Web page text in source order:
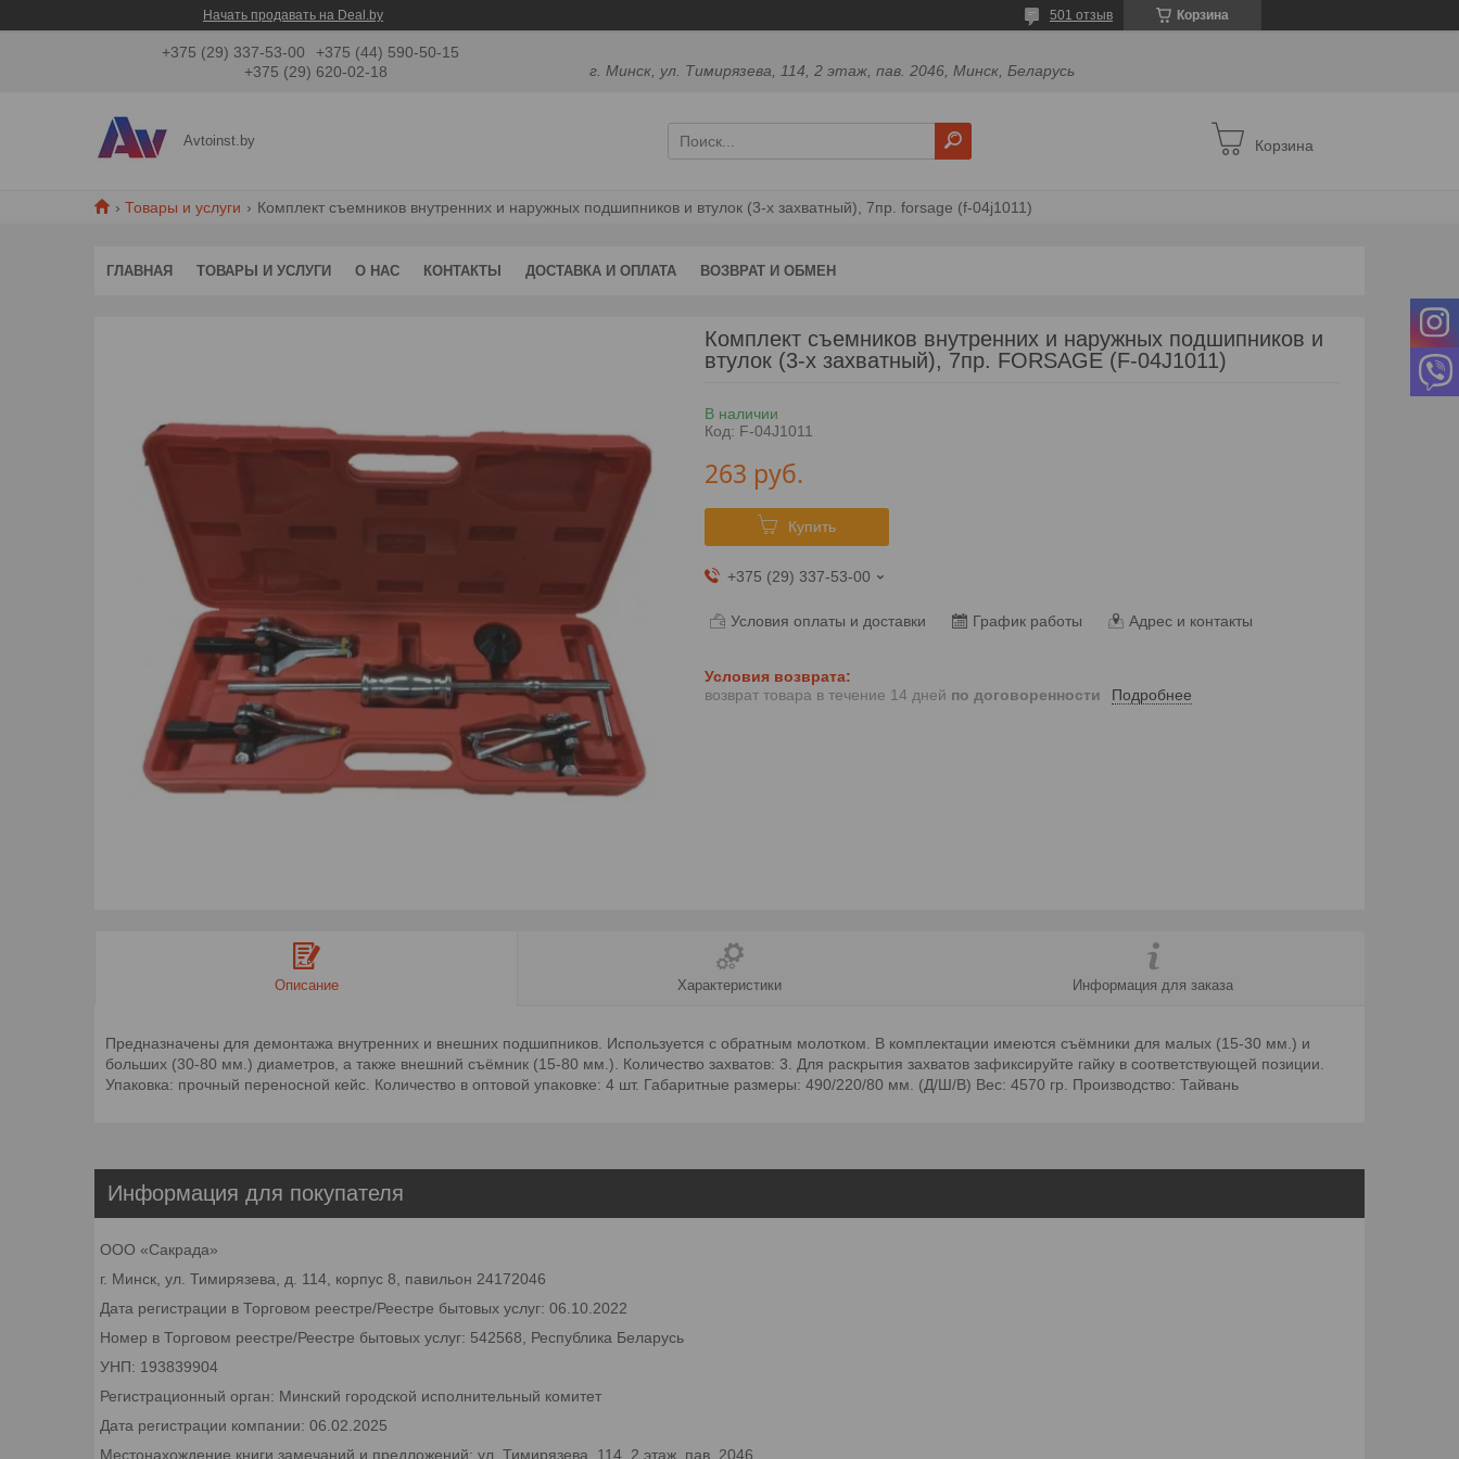
Начать продавать на Deal.by Корзина
501 отзыв
+375 (29) 337-53-00
+375 (44) 590-50-15
+375 (29) 620-02-18
г. Минск, ул. Тимирязева, 114, 2 этаж, пав. 2046, Минск, Беларусь
Avtoinst.by Корзина
Товары и услуги Комплект съемников внутренних и наружных подшипников и втулок (3-х захватный), 7пр. forsage (f-04j1011)
ГЛАВНАЯ ТОВАРЫ И УСЛУГИ О НАС КОНТАКТЫ ДОСТАВКА И ОПЛАТА ВОЗВРАТ И ОБМЕН
Комплект съемников внутренних и наружных подшипников и
втулок (3-х захватный), 7пр. FORSAGE (F-04J1011)
В наличии
Код: F-04J1011
263 руб.
Купить
+375 (29) 337-53-00
Условия оплаты и доставки График работы Адрес и контакты
возврат товара в течение 14 дней по договоренности Подробнее
Описание Характеристики Информация для заказа
Предназначены для демонтажа внутренних и внешних подшипников. Используется с обратным молотком. В комплектации имеются съёмники для малых (15-30 мм.) и
больших (30-80 мм.) диаметров, а также внешний съёмник (15-80 мм.). Количество захватов: 3. Для раскрытия захватов зафиксируйте гайку в соответствующей позиции.
Упаковка: прочный переносной кейс. Количество в оптовой упаковке: 4 шт. Габаритные размеры: 490/220/80 мм. (Д/Ш/В) Вес: 4570 гр. Производство: Тайвань
Информация для покупателя
ООО «Сакрада»
г. Минск, ул. Тимирязева, д. 114, корпус 8, павильон 24172046
Дата регистрации в Торговом реестре/Реестре бытовых услуг: 06.10.2022
Номер в Торговом реестре/Реестре бытовых услуг: 542568, Республика Беларусь
УНП: 193839904
Регистрационный орган: Минский городской исполнительный комитет
Дата регистрации компании: 06.02.2025
Местонахождение книги замечаний и предложений: ул. Тимирязева, 114, 2 этаж, пав. 2046